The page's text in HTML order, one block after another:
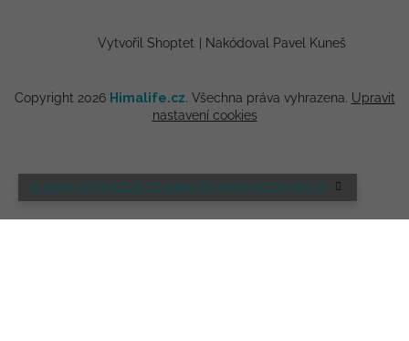
🌸 NOVÁ LETNÍ KOLEKCE HIMALIFE PRÁVĚ NA ESHOPU 🌸
Vytvořil Shoptet Nakódoval Pavel Kuneš
Copyright 2026 Himalife.cz. Všechna práva vyhrazena. Upravit
nastavení cookies